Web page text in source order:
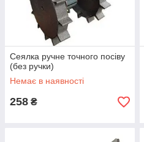
Сеялка ручне точного посіву
(без ручки)
Немає в наявності
258 ₴